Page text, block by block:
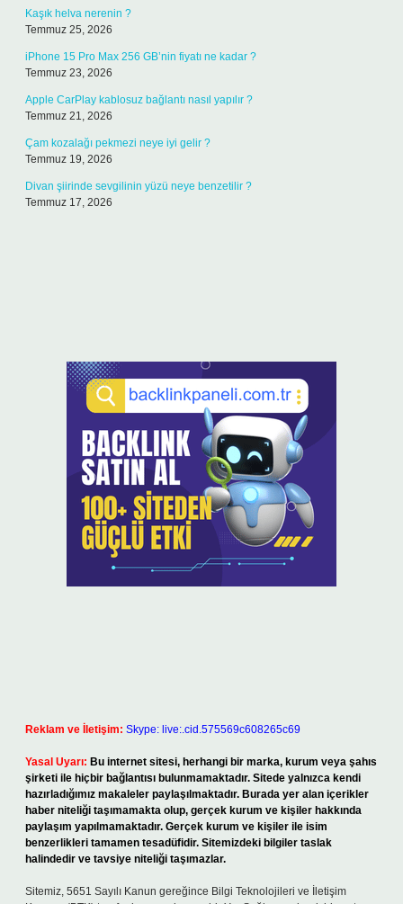
Kaşık helva nerenin ?
Temmuz 25, 2026
iPhone 15 Pro Max 256 GB’nin fiyatı ne kadar ?
Temmuz 23, 2026
Apple CarPlay kablosuz bağlantı nasıl yapılır ?
Temmuz 21, 2026
Çam kozalağı pekmezi neye iyi gelir ?
Temmuz 19, 2026
Divan şiirinde sevgilinin yüzü neye benzetilir ?
Temmuz 17, 2026
Reklam ve İletişim: Skype: live:.cid.575569c608265c69
Yasal Uyarı: Bu internet sitesi, herhangi bir marka, kurum veya şahıs
şirketi ile hiçbir bağlantısı bulunmamaktadır. Sitede yalnızca kendi
hazırladığımız makaleler paylaşılmaktadır. Burada yer alan içerikler
haber niteliği taşımamakta olup, gerçek kurum ve kişiler hakkında
paylaşım yapılmamaktadır. Gerçek kurum ve kişiler ile isim
benzerlikleri tamamen tesadüfidir. Sitemizdeki bilgiler taslak
halindedir ve tavsiye niteliği taşımazlar.
Sitemiz, 5651 Sayılı Kanun gereğince Bilgi Teknolojileri ve İletişim